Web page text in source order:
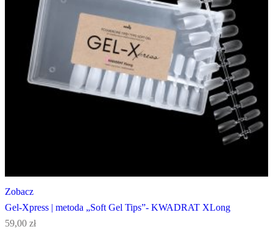
Zobacz
Gel-Xpress | metoda „Soft Gel Tips”- KWADRAT XLong
59,00 zł